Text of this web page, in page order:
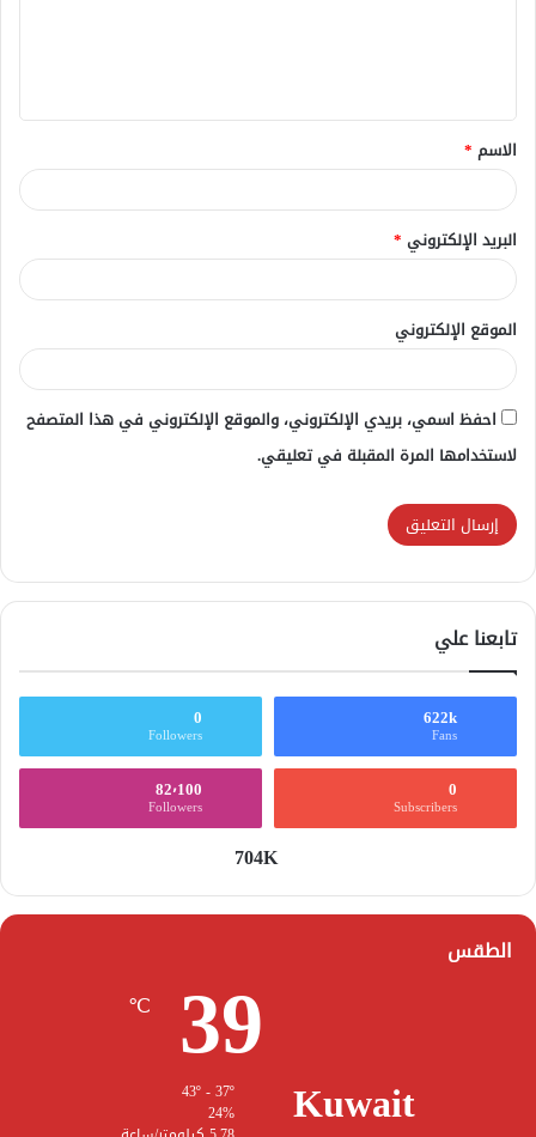
ق
*
الاسم *
البريد الإلكتروني *
الموقع الإلكتروني
احفظ اسمي، بريدي الإلكتروني، والموقع الإلكتروني في هذا المتصفح
لاستخدامها المرة المقبلة في تعليقي.
تابعنا علي
622k
Fans
0
Followers
0
Subscribers
82٬100
Followers
704K
الطقس
Kuwait
39
℃
24%